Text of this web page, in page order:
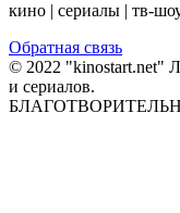
кино | сериалы | тв-
Обратная связь
© 2022 "kinostart.net"
и сериалов.